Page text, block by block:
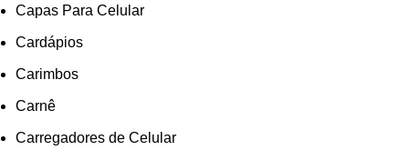
Capas Para Celular
Cardápios
Carimbos
Carnê
Carregadores de Celular